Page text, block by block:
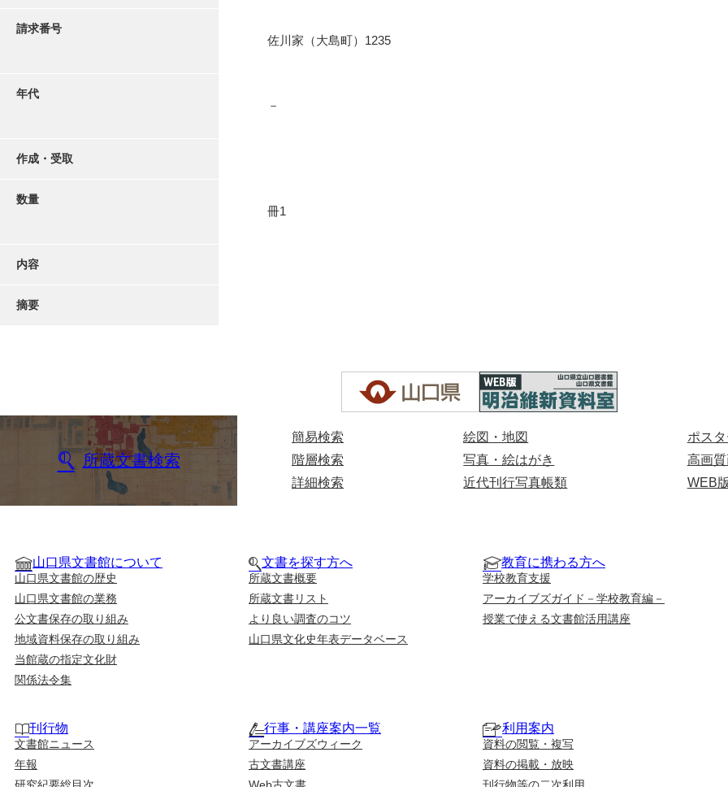
請求番号
佐川家（大島町）1235
年代
－
作成・受取
数量
冊1
内容
摘要
所蔵文書検索
簡易検索
階層検索
詳細検索
絵図・地図
写真・絵はがき
近代刊行写真帳類
ポス
高画
WEB
山口県文書館について
山口県文書館の歴史
山口県文書館の業務
公文書保存の取り組み
地域資料保存の取り組み
当館蔵の指定文化財
関係法令集
文書を探す方へ
所蔵文書概要
所蔵文書リスト
より良い調査のコツ
山口県文化史年表データベース
教育に携わる方へ
学校教育支援
アーカイブズガイド－学校教育編－
授業で使える文書館活用講座
刊行物
文書館ニュース
年報
行事・講座案内一覧
アーカイブズウィーク
古文書講座
利用案内
資料の閲覧・複写
資料の掲載・放映